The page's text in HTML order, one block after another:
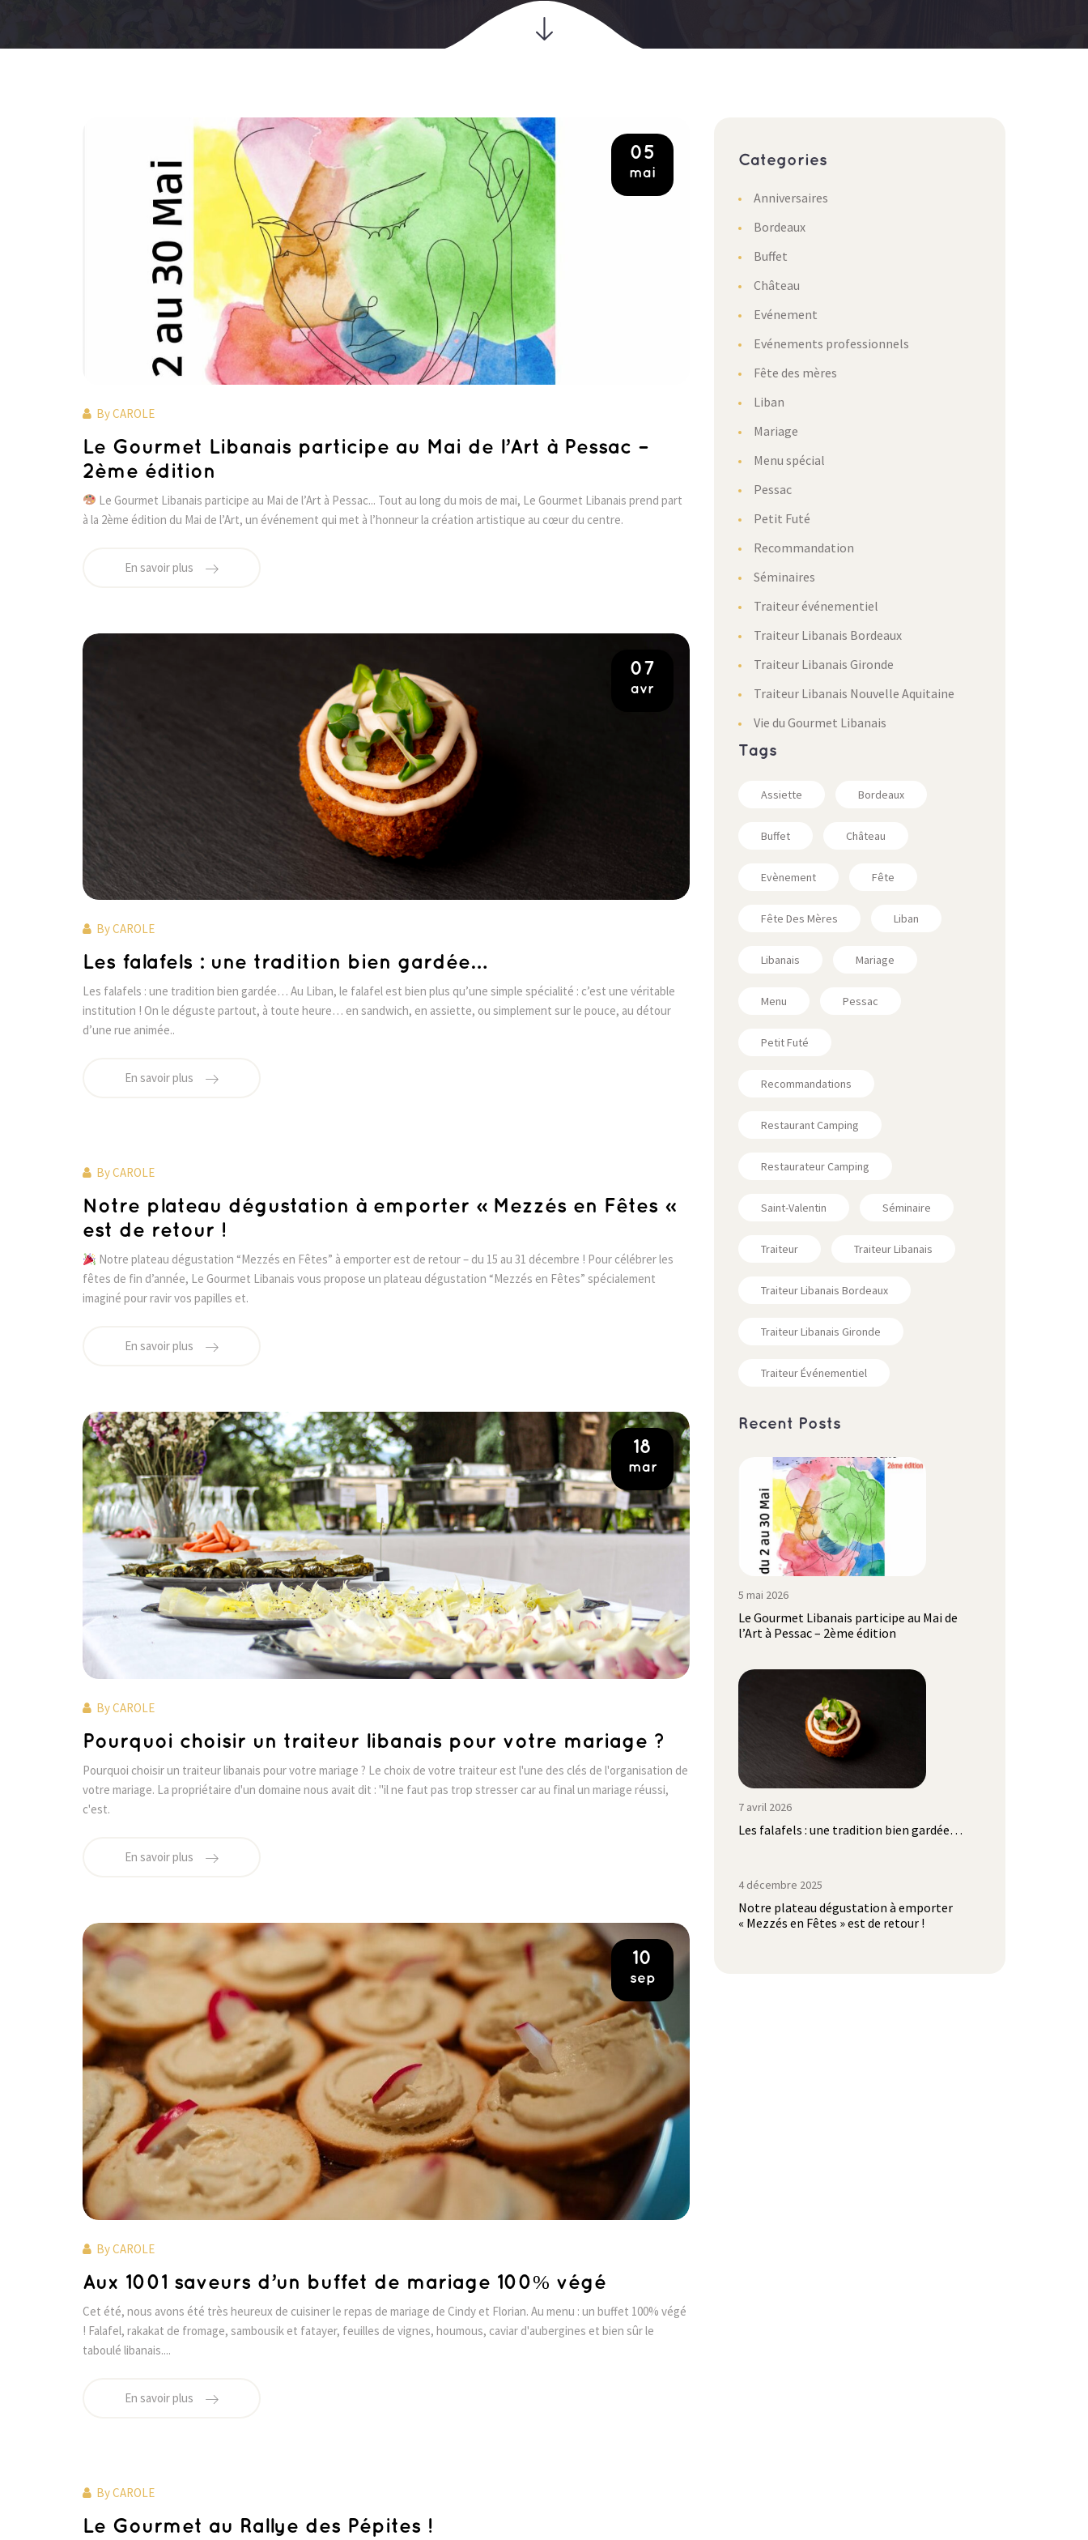
05
mai
ByCAROLE
Le Gourmet Libanais participe au Mai de l’Art à Pessac –
2ème édition
Le Gourmet Libanais participe au Mai de l’Art à Pessac... Tout au long du mois de mai, Le Gourmet Libanais prend part
à la 2ème édition du Mai de l’Art, un événement qui met à l’honneur la création artistique au cœur du centre.
En savoir plus
07
avr
ByCAROLE
Les falafels : une tradition bien gardée…
Les falafels : une tradition bien gardée… Au Liban, le falafel est bien plus qu’une simple spécialité : c’est une véritable
institution ! On le déguste partout, à toute heure… en sandwich, en assiette, ou simplement sur le pouce, au détour
d’une rue animée..
En savoir plus
ByCAROLE
Notre plateau dégustation à emporter « Mezzés en Fêtes »
est de retour !
Notre plateau dégustation “Mezzés en Fêtes” à emporter est de retour – du 15 au 31 décembre ! Pour célébrer les
fêtes de fin d’année, Le Gourmet Libanais vous propose un plateau dégustation “Mezzés en Fêtes” spécialement
imaginé pour ravir vos papilles et.
En savoir plus
18
mar
ByCAROLE
Pourquoi choisir un traiteur libanais pour votre mariage ?
Pourquoi choisir un traiteur libanais pour votre mariage ? Le choix de votre traiteur est l'une des clés de l'organisation de
votre mariage. La propriétaire d'un domaine nous avait dit : "il ne faut pas trop stresser car au final un mariage réussi,
c'est.
En savoir plus
10
sep
ByCAROLE
Aux 1001 saveurs d’un buffet de mariage 100% végé
Cet été, nous avons été très heureux de cuisiner le repas de mariage de Cindy et Florian. Au menu : un buffet 100% végé
! Falafel, rakakat de fromage, sambousik et fatayer, feuilles de vignes, houmous, caviar d'aubergines et bien sûr le
taboulé libanais....
En savoir plus
ByCAROLE
Le Gourmet au Rallye des Pépites !
Categories
Anniversaires
Bordeaux
Buffet
Château
Evénement
Evénements professionnels
Fête des mères
Liban
Mariage
Menu spécial
Pessac
Petit Futé
Recommandation
Séminaires
Traiteur événementiel
Traiteur Libanais Bordeaux
Traiteur Libanais Gironde
Traiteur Libanais Nouvelle Aquitaine
Vie du Gourmet Libanais
Tags
Assiette Bordeaux
Buffet Château
Evènement Fête
Fête Des Mères Liban
Libanais Mariage
Menu Pessac
Petit Futé
Recommandations
Restaurant Camping
Restaurateur Camping
Saint-Valentin Séminaire
Traiteur Traiteur Libanais
Traiteur Libanais Bordeaux
Traiteur Libanais Gironde
Traiteur Événementiel
Recent Posts
5 mai 2026
Le Gourmet Libanais participe au Mai de
l’Art à Pessac – 2ème édition
7 avril 2026
Les falafels : une tradition bien gardée…
4 décembre 2025
Notre plateau dégustation à emporter
« Mezzés en Fêtes » est de retour !